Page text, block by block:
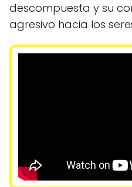
descompuesta y su
agresivo hacia los